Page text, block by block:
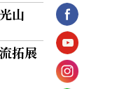
山
拓展